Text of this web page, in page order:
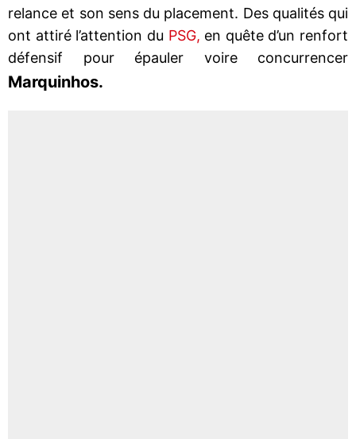
relance et son sens du placement. Des qualités qui
ont attiré l’attention du PSG, en quête d’un renfort
défensif pour épauler voire concurrencer
Marquinhos.